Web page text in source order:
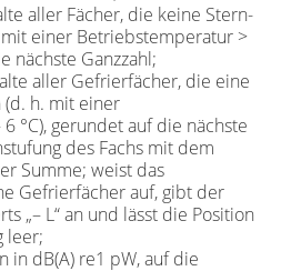
aller Fächer, die keine Stern-
einer Betriebstemperatur >
nächste Ganzzahl;
aller Gefrierfächer, die eine
(d. h. mit einer
°C), gerundet auf die nächste
des Fachs mit dem
Summe; weist das
Gefrierfächer auf, gibt der
„– L“ an und lässt die Position
leer;
in dB(A) re1 pW, auf die